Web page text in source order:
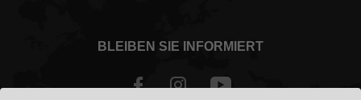
BLEIBEN SIE INFORMIERT